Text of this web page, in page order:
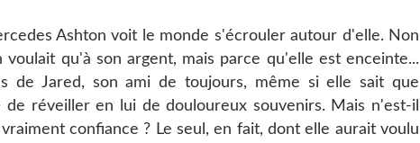
Ashton voit le monde s'écrouler autour d'elle. Non
qu'à son argent, mais parce qu'elle est enceinte...
de Jared, son ami de toujours, même si elle sait que
de réveiller en lui de douloureux souvenirs. Mais n'est-il
confiance ? Le seul, en fait, dont elle aurait voulu